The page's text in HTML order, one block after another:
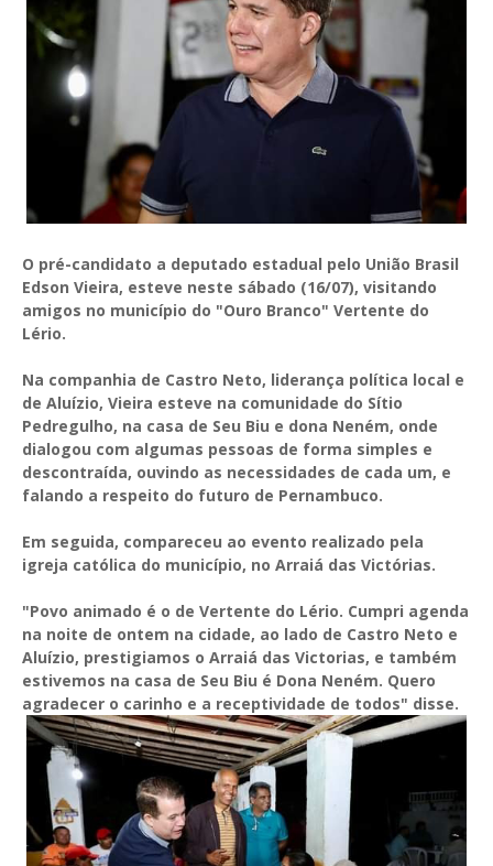
O pré-candidato a deputado estadual pelo União Brasil
Edson Vieira, esteve neste sábado (16/07), visitando
amigos no município do "Ouro Branco" Vertente do
Lério.
Na companhia de Castro Neto, liderança política local e
de Aluízio, Vieira esteve na comunidade do Sítio
Pedregulho, na casa de Seu Biu e dona Neném, onde
dialogou com algumas pessoas de forma simples e
descontraída, ouvindo as necessidades de cada um, e
falando a respeito do futuro de Pernambuco.
Em seguida, compareceu ao evento realizado pela
igreja católica do município, no Arraiá das Victórias.
"Povo animado é o de Vertente do Lério. Cumpri agenda
na noite de ontem na cidade, ao lado de Castro Neto e
Aluízio, prestigiamos o Arraiá das Victorias, e também
estivemos na casa de Seu Biu é Dona Neném. Quero
agradecer o carinho e a receptividade de todos" disse.